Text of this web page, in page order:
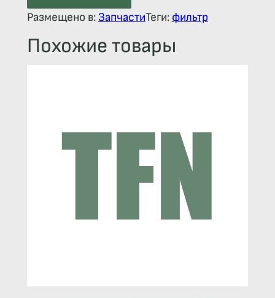
Размещено в: ЗапчастиТеги: фильтр
Похожие товары